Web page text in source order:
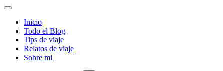
Inicio
Todo el Blog
Tips de viaje
Relatos de viaje
Sobre mi